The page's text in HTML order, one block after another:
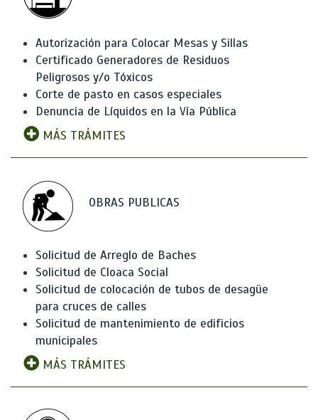
Autorización para Colocar Mesas y Sillas
Certificado Generadores de Residuos
Peligrosos y/o Tóxicos
Corte de pasto en casos especiales
Denuncia de Líquidos en la Vía Pública
MÁS TRÁMITES
OBRAS PUBLICAS
Solicitud de Arreglo de Baches
Solicitud de Cloaca Social
Solicitud de colocación de tubos de desagüe
para cruces de calles
Solicitud de mantenimiento de edificios
municipales
MÁS TRÁMITES